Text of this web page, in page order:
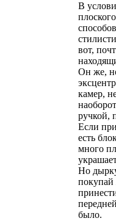
В
вот,
Он же,
камер,
ручкой,
Если
есть
много
Но
покупай
было.